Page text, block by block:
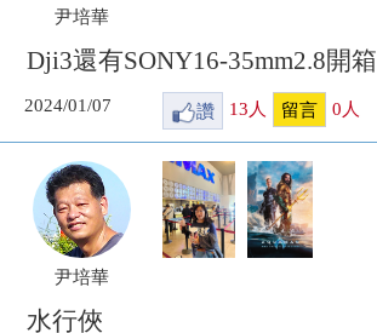
尹培華
Dji3還有SONY16-35mm2.8開箱
2024/01/07 讚 13 人 留言 0 人
尹培華
水行俠